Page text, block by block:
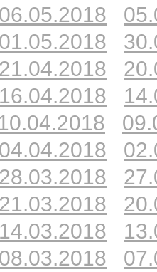
06.05.2018
01.05.2018
21.04.2018
16.04.2018
04.04.2018
28.03.2018
21.03.2018
14.03.2018
08.03.2018